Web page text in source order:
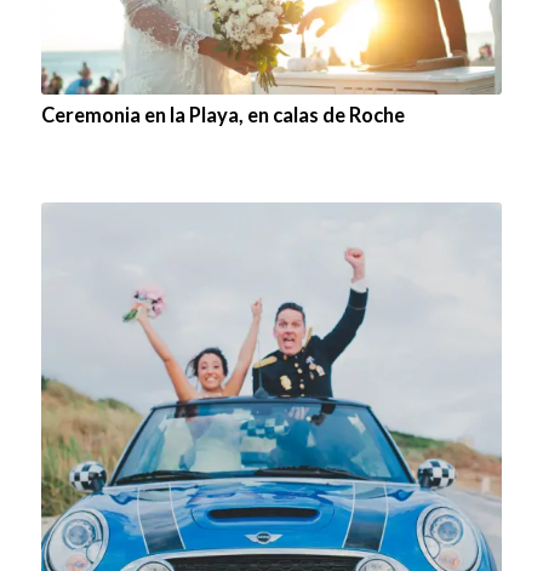
Ceremonia en la Playa, en calas de Roche